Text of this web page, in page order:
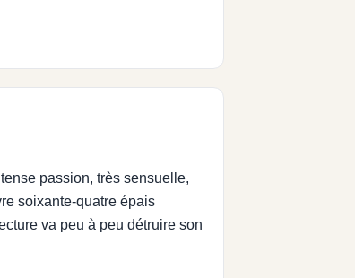
passion, très sensuelle,
soixante-quatre épais
va peu à peu détruire son